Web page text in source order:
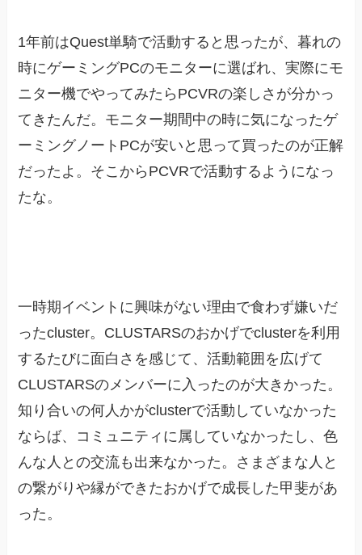
1年前はQuest単騎で活動すると思ったが、暮れの
時にゲーミングPCのモニターに選ばれ、実際にモ
ニター機でやってみたらPCVRの楽しさが分かっ
てきたんだ。モニター期間中の時に気になったゲ
ーミングノートPCが安いと思って買ったのが正解
だったよ。そこからPCVRで活動するようになっ
たな。
一時期イベントに興味がない理由で食わず嫌いだ
ったcluster。CLUSTARSのおかげでclusterを利用
するたびに面白さを感じて、活動範囲を広げて
CLUSTARSのメンバーに入ったのが大きかった。
知り合いの何人かがclusterで活動していなかった
ならば、コミュニティに属していなかったし、色
んな人との交流も出来なかった。さまざまな人と
の繋がりや縁ができたおかげで成長した甲斐があ
った。